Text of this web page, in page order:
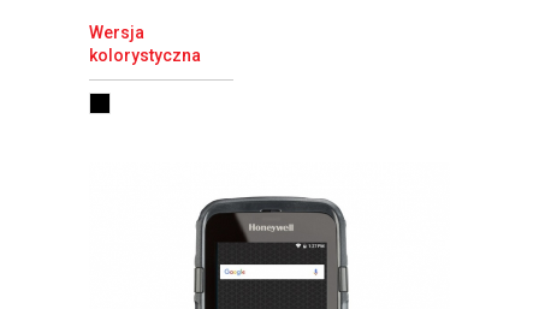
Wersja
kolorystyczna